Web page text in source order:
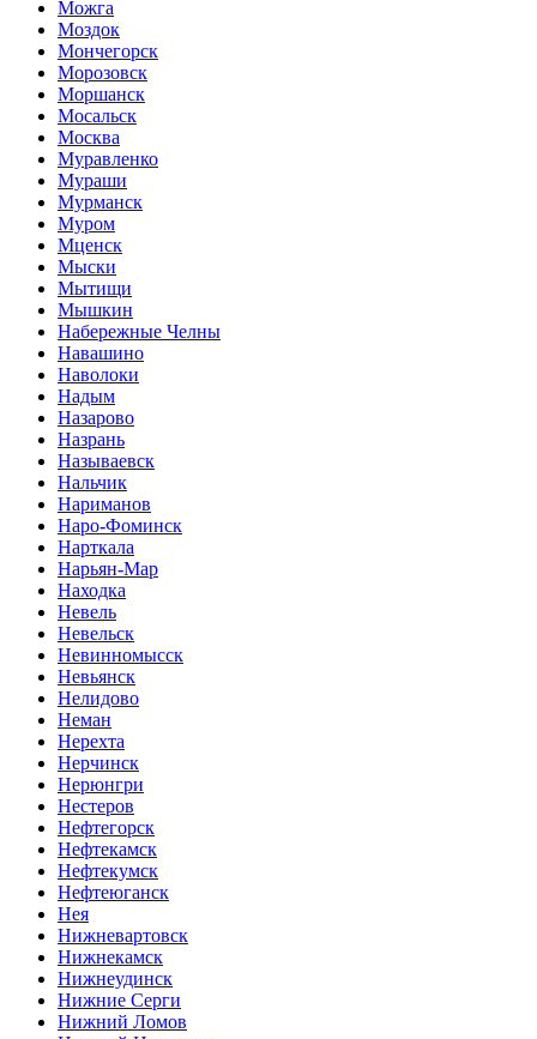
Можга
Моздок
Мончегорск
Морозовск
Моршанск
Мосальск
Москва
Муравленко
Мураши
Мурманск
Муром
Мценск
Мыски
Мытищи
Мышкин
Набережные Челны
Навашино
Наволоки
Надым
Назарово
Назрань
Называевск
Нальчик
Нариманов
Наро-Фоминск
Нарткала
Нарьян-Мар
Находка
Невель
Невельск
Невинномысск
Невьянск
Нелидово
Неман
Нерехта
Нерчинск
Нерюнгри
Нестеров
Нефтегорск
Нефтекамск
Нефтекумск
Нефтеюганск
Нея
Нижневартовск
Нижнекамск
Нижнеудинск
Нижние Серги
Нижний Ломов